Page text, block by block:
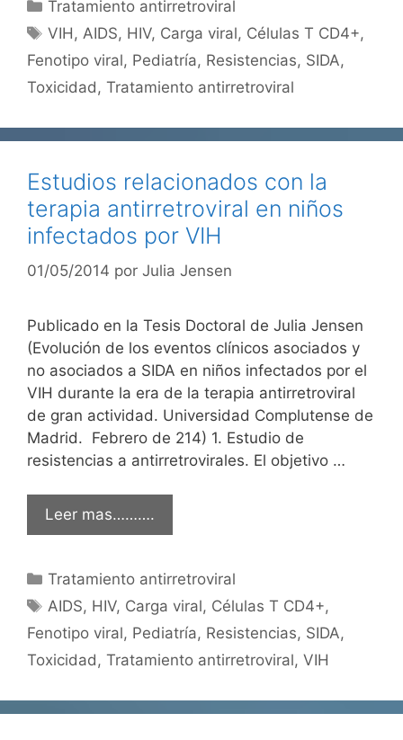
Tratamiento antirretroviral
Etiquetas
VIH,AIDS, HIV, Carga viral, Células T CD4+,
Fenotipo viral, Pediatría, Resistencias, SIDA,
Toxicidad, Tratamiento antirretroviral
Estudios relacionados con la
terapia antirretroviral en niños
infectados por VIH
01/05/2014 por Julia Jensen
Publicado en la Tesis Doctoral de Julia Jensen
(Evolución de los eventos clínicos asociados y
no asociados a SIDA en niños infectados por el
VIH durante la era de la terapia antirretroviral
de gran actividad. Universidad Complutense de
Madrid. Febrero de 214) 1. Estudio de
resistencias a antirretrovirales. El objetivo …
Leer mas……….
Categorías
Tratamiento antirretroviral
Etiquetas
AIDS, HIV, Carga viral, Células T CD4+,
Fenotipo viral, Pediatría, Resistencias, SIDA,
Toxicidad, Tratamiento antirretroviral, VIH